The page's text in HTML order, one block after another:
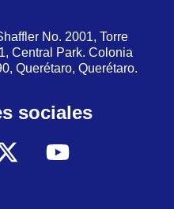
No. 2001, Torre
Central Park. Colonia
Querétaro, Querétaro.
sociales